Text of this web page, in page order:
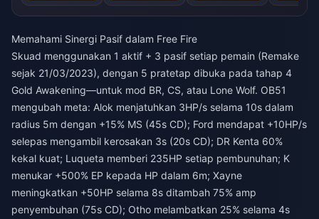
Memahami Sinergi Pasif dalam Free Fire
Skuad menggunakan 1 aktif + 3 pasif setiap pemain (Remake
sejak 21/03/2023), dengan 5 pratetap dibuka pada tahap 4
Gold Awakening—untuk mod BR, CS, atau Lone Wolf. OB51
mengubah meta: Alok menjatuhkan 3HP/s selama 10s dalam
radius 5m dengan +15% MS (45s CD); Ford mendapat +10HP/s
selepas mengambil kerosakan 3s (20s CD); DR Kenta 60%
kekal kuat; Luqueta memberi 235HP setiap pembunuhan; K
menukar +500% EP kepada HP dalam 6m; Xayne
meningkatkan +50HP selama 8s ditambah 75% amp
penyembuhan (75s CD); Otho melambatkan 25% selama 4s